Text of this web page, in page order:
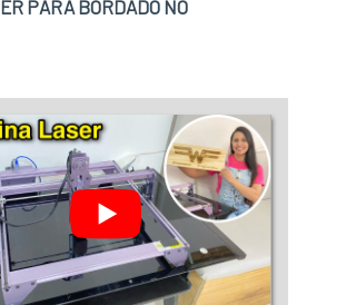
PARA BORDADO NO